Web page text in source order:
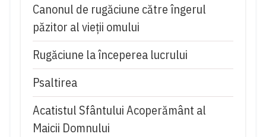
Canonul de rugăciune către îngerul
păzitor al vieții omului
Rugăciune la începerea lucrului
Psaltirea
Acatistul Sfântului Acoperământ al
Maicii Domnului